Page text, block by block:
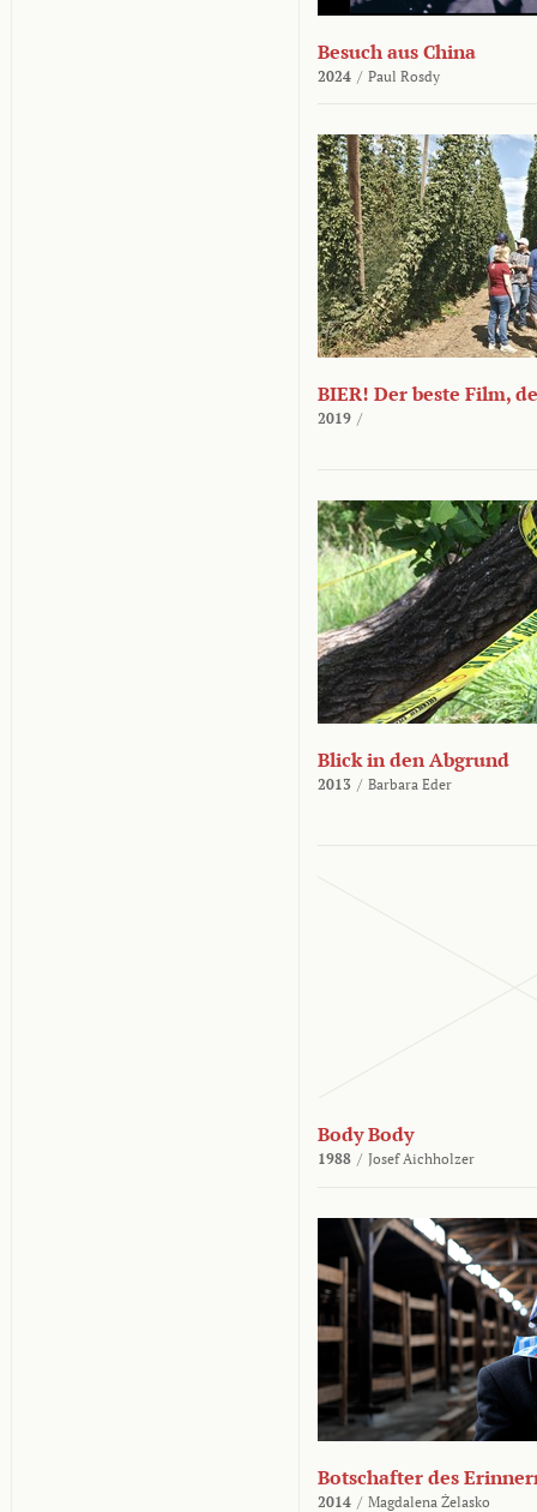
Besuch aus China
2024 / Paul Rosdy
BIER! Der beste Film,
2019 /
Blick in den Abgrund
2013 / Barbara Eder
Body Body
1988 / Josef Aichholzer
Botschafter des
2014 / Magdalena Żelasko